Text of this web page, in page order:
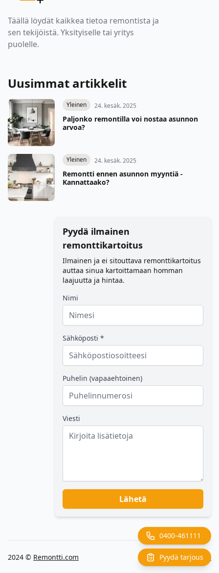
0400-461111
Pyydä tarjous
Täällä löydät kaikkea tietoa remontista ja
sen tekijöistä. Yksityiselle tai yritys
puolelle.
Uusimmat artikkelit
Yleinen 24. kesäk. 2025
Paljonko remontilla voi nostaa asunnon
arvoa?
Yleinen 24. kesäk. 2025
Remontti ennen asunnon myyntiä -
Kannattaako?
Pyydä ilmainen
remonttikartoitus
Ilmainen ja ei sitouttava remonttikartoitus
auttaa sinua kartoittamaan homman
laajuutta ja hintaa.
Nimi
Sähköposti *
Puhelin (vapaaehtoinen)
Viesti
Lähetä
2024 © Remontti.com Back to top